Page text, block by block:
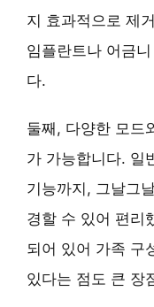
지 효과적으로 제
임플란트나 어금
다.
둘째, 다양한 모드
가 가능합니다. 일
기능까지, 그날그
경할 수 있어 편리
되어 있어 가족 구
있다는 점도 큰 장